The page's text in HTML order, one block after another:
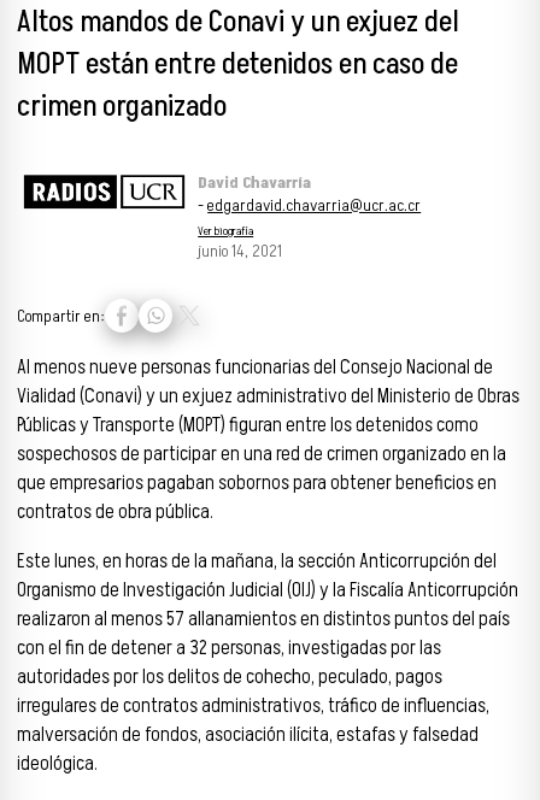
Altos mandos de Conavi y un exjuez del
MOPT están entre detenidos en caso de
crimen organizado
David Chavarría
-edgardavid.chavarria@ucr.ac.cr
Ver biografía
junio 14, 2021
Compartir en:
Al menos nueve personas funcionarias del Consejo Nacional de
Vialidad (Conavi) y un exjuez administrativo del Ministerio de Obras
Públicas y Transporte (MOPT) figuran entre los detenidos como
sospechosos de participar en una red de crimen organizado en la
que empresarios pagaban sobornos para obtener beneficios en
contratos de obra pública.
Este lunes, en horas de la mañana, la sección Anticorrupción del
Organismo de Investigación Judicial (OIJ) y la Fiscalía Anticorrupción
realizaron al menos 57 allanamientos en distintos puntos del país
con el fin de detener a 32 personas, investigadas por las
autoridades por los delitos de cohecho, peculado, pagos
irregulares de contratos administrativos, tráfico de influencias,
malversación de fondos, asociación ilícita, estafas y falsedad
ideológica.